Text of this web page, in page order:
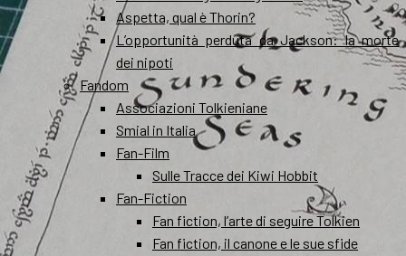
Aspetta, qual è Thorin?
L’opportunità perduta da Jackson: la morte
dei nipoti
Fandom
Associazioni Tolkieniane
Smial in Italia
Fan-Film
Sulle Tracce dei Kiwi Hobbit
Fan-Fiction
Fan fiction, l’arte di seguire Tolkien
Fan fiction, il canone e le sue sfide